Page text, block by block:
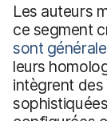
Les auteurs
ce segment
sont
leurs
intègrent